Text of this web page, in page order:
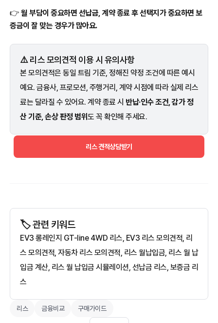
👉 월 부담이 중요하면 선납금, 계약 종료 후 선택지가 중요하면 보
증금이 잘 맞는 경우가 많아요.
⚠️ 리스 모의견적 이용 시 유의사항
본 모의견적은 동일 트림 기준, 정해진 약정 조건에 따른 예시
예요. 금융사, 프로모션, 주행거리, 계약 시점에 따라 실제 리스
료는 달라질 수 있어요. 계약 종료 시 반납·인수 조건, 감가 정
산 기준, 손상 판정 범위도 꼭 확인해 주세요.
리스 견적상담받기
🏷️ 관련 키워드
EV3 롱레인지 GT-line 4WD 리스, EV3 리스 모의견적, 리
스 모의견적, 자동차 리스 모의견적, 리스 월납입금, 리스 월 납
입금 계산, 리스 월 납입금 시뮬레이션, 선납금 리스, 보증금 리
스
리스 금융비교 구매가이드